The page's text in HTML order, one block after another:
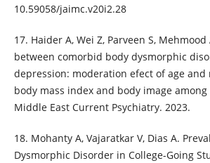
10.59058/jaimc.v20i2.28
17. Haider A, Wei Z, Parveen S,
between comorbid body dysmorphic
depression: moderation efect of age
body mass index and body image
Middle East Current Psychiatry. 2023.
18. Mohanty A, Vajaratkar V, Dias A.
Dysmorphic Disorder in College-Going